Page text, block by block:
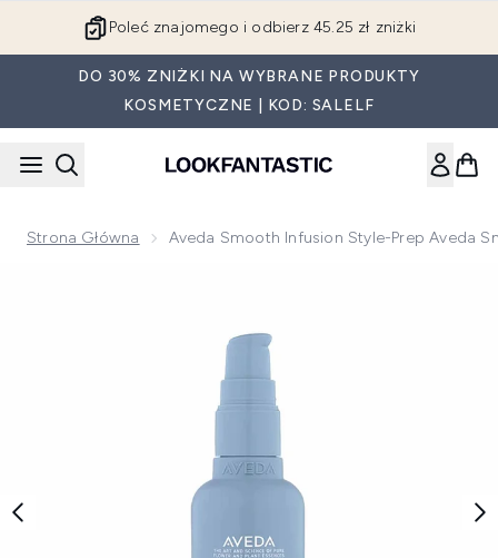
Poleć znajomego i odbierz 45.25 zł zniżki
DO 30% ZNIŻKI NA WYBRANE PRODUKTY
KOSMETYCZNE | KOD: SALELF
Strona Główna Aveda Smooth Infusion Style-Prep Aveda